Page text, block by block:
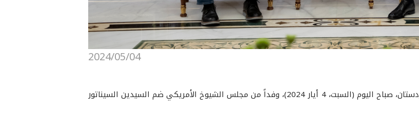
2024/05/04
استقبل فخامة السيد نيجيرفان بارزاني رئيس إقليم كوردستان، صباح اليوم (السبت، 4 أيار 2024)، وفداً من مجلس الشيوخ الأمريكي ضم السيدين السيناتور